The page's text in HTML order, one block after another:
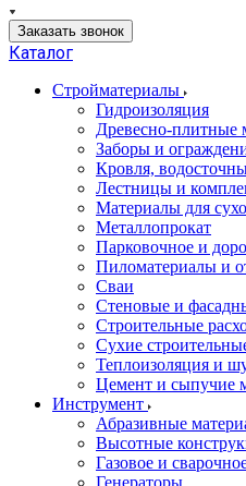
Заказать звонок
Каталог
Стройматериалы
Гидроизоляция
Древесно-плитные
Заборы и
Кровля,
Лестницы и
Материалы для
Металлопрокат
Парковочное и
Пиломатериалы и
Сваи
Стеновые и
Строительные
Сухие
Теплоизоляция и
Цемент и сыпучие
Инструмент
Абразивные
Высотные
Газовое и
Генераторы